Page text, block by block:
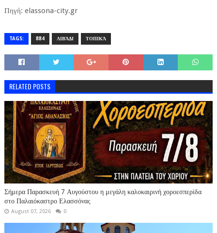
Πηγή: elassona-city.gr
TAGS: 884 ΛΙΒΆΔΙ ΤΟΠΙΚΆ
RELATED POSTS
Σήμερα Παρασκευή 7 Αυγούστου η μεγάλη καλοκαιρινή χοροεσπερίδα
στο Παλαιόκαστρο Ελασσόνας
August 07, 2026 0